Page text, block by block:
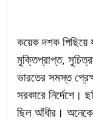
কয়েক দশক পিছিয়ে
মুক্তিপ্রাপ্ত,
ভারতের সমস্ত
সরকারে নির্দেশে।
ছিল আঁধীর।